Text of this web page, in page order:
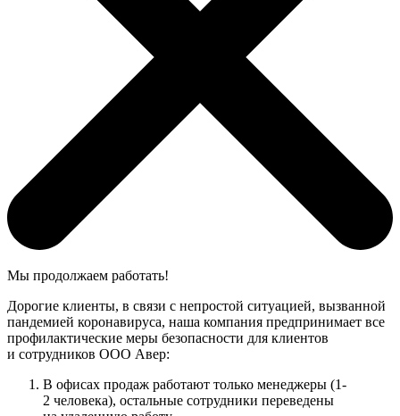
Мы продолжаем работать!
Дорогие клиенты, в связи с непростой ситуацией, вызванной
пандемией коронавируса, наша компания предпринимает все
профилактические меры безопасности для клиентов
и сотрудников ООО Авер:
В офисах продаж работают только менеджеры (1-
2 человека), остальные сотрудники переведены